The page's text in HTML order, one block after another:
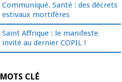
Communiqué. Santé : des décrets
estivaux mortifères
Saint Affrique : le manifeste
invité au dernier COPIL !
MOTS CLÉ